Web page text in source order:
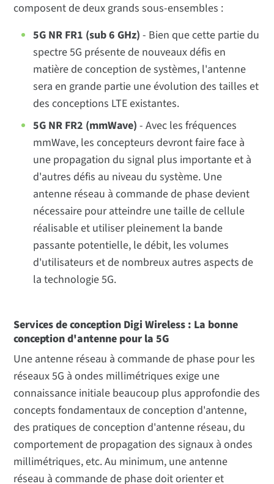
composent de deux grands sous-ensembles :
5G NR FR1 (sub 6 GHz) - Bien que cette partie du
spectre 5G présente de nouveaux défis en
matière de conception de systèmes, l'antenne
sera en grande partie une évolution des tailles et
des conceptions LTE existantes.
5G NR FR2 (mmWave)- Avec les fréquences
mmWave, les concepteurs devront faire face à
une propagation du signal plus importante et à
d'autres défis au niveau du système. Une
antenne réseau à commande de phase devient
nécessaire pour atteindre une taille de cellule
réalisable et utiliser pleinement la bande
passante potentielle, le débit, les volumes
d'utilisateurs et de nombreux autres aspects de
la technologie 5G.
Services de conception Digi Wireless : La bonne
conception d'antenne pour la 5G
Une antenne réseau à commande de phase pour les
réseaux 5G à ondes millimétriques exige une
connaissance initiale beaucoup plus approfondie des
concepts fondamentaux de conception d'antenne,
des pratiques de conception d'antenne réseau, du
comportement de propagation des signaux à ondes
millimétriques, etc. Au minimum, une antenne
réseau à commande de phase doit orienter et